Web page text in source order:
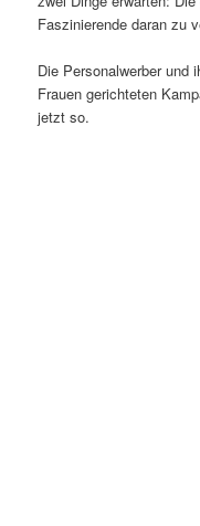
Faszinierende daran zu
Die Personalwerber und
Frauen gerichteten
jetzt so.